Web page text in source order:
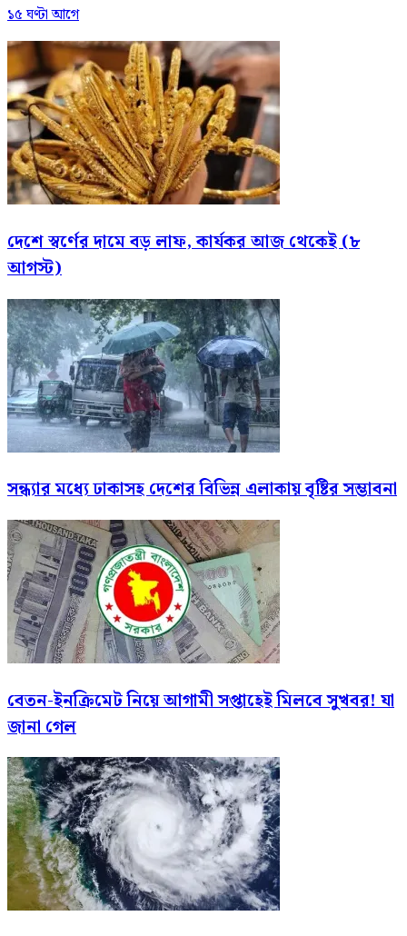
১৫ ঘণ্টা আগে
দেশে স্বর্ণের দামে বড় লাফ, কার্যকর আজ থেকেই (৮
আগস্ট)
সন্ধ্যার মধ্যে ঢাকাসহ দেশের বিভিন্ন এলাকায় বৃষ্টির সম্ভাবনা
বেতন-ইনক্রিমেট নিয়ে আগামী সপ্তাহেই মিলবে সুখবর! যা
জানা গেল